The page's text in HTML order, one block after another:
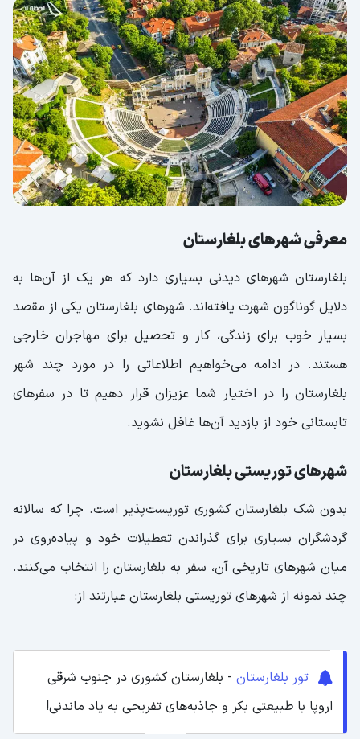
بالچیک
کازانلاک
روز
معرفی شهرهای بلغارستان
بلغارستان شهرهای دیدنی بسیاری دارد که هر یک از آن‌ها به
دلایل گوناگون شهرت یافته‌اند. شهرهای بلغارستان یکی از مقصد
بسیار خوب برای زندگی، کار و تحصیل برای مهاجران خارجی
هستند. در ادامه می‌خواهیم اطلاعاتی را در مورد چند شهر
بلغارستان را در اختیار شما عزیزان قرار دهیم تا در سفرهای
تابستانی خود از بازدید آن‌ها غافل نشوید.
شهرهای توریستی بلغارستان
بدون شک بلغارستان کشوری توریست‌پذیر است. چرا که سالانه
گردشگران بسیاری برای گذراندن تعطیلات خود و پیاده‌روی در
میان شهرهای تاریخی آن، سفر به بلغارستان را انتخاب می‌کنند.
چند نمونه از شهرهای توریستی بلغارستان عبارتند از:
تور بلغارستان - بلغارستان کشوری در جنوب شرقی
اروپا با طبیعتی بکر و جاذبه‌های تفریحی به یاد ماندنی!